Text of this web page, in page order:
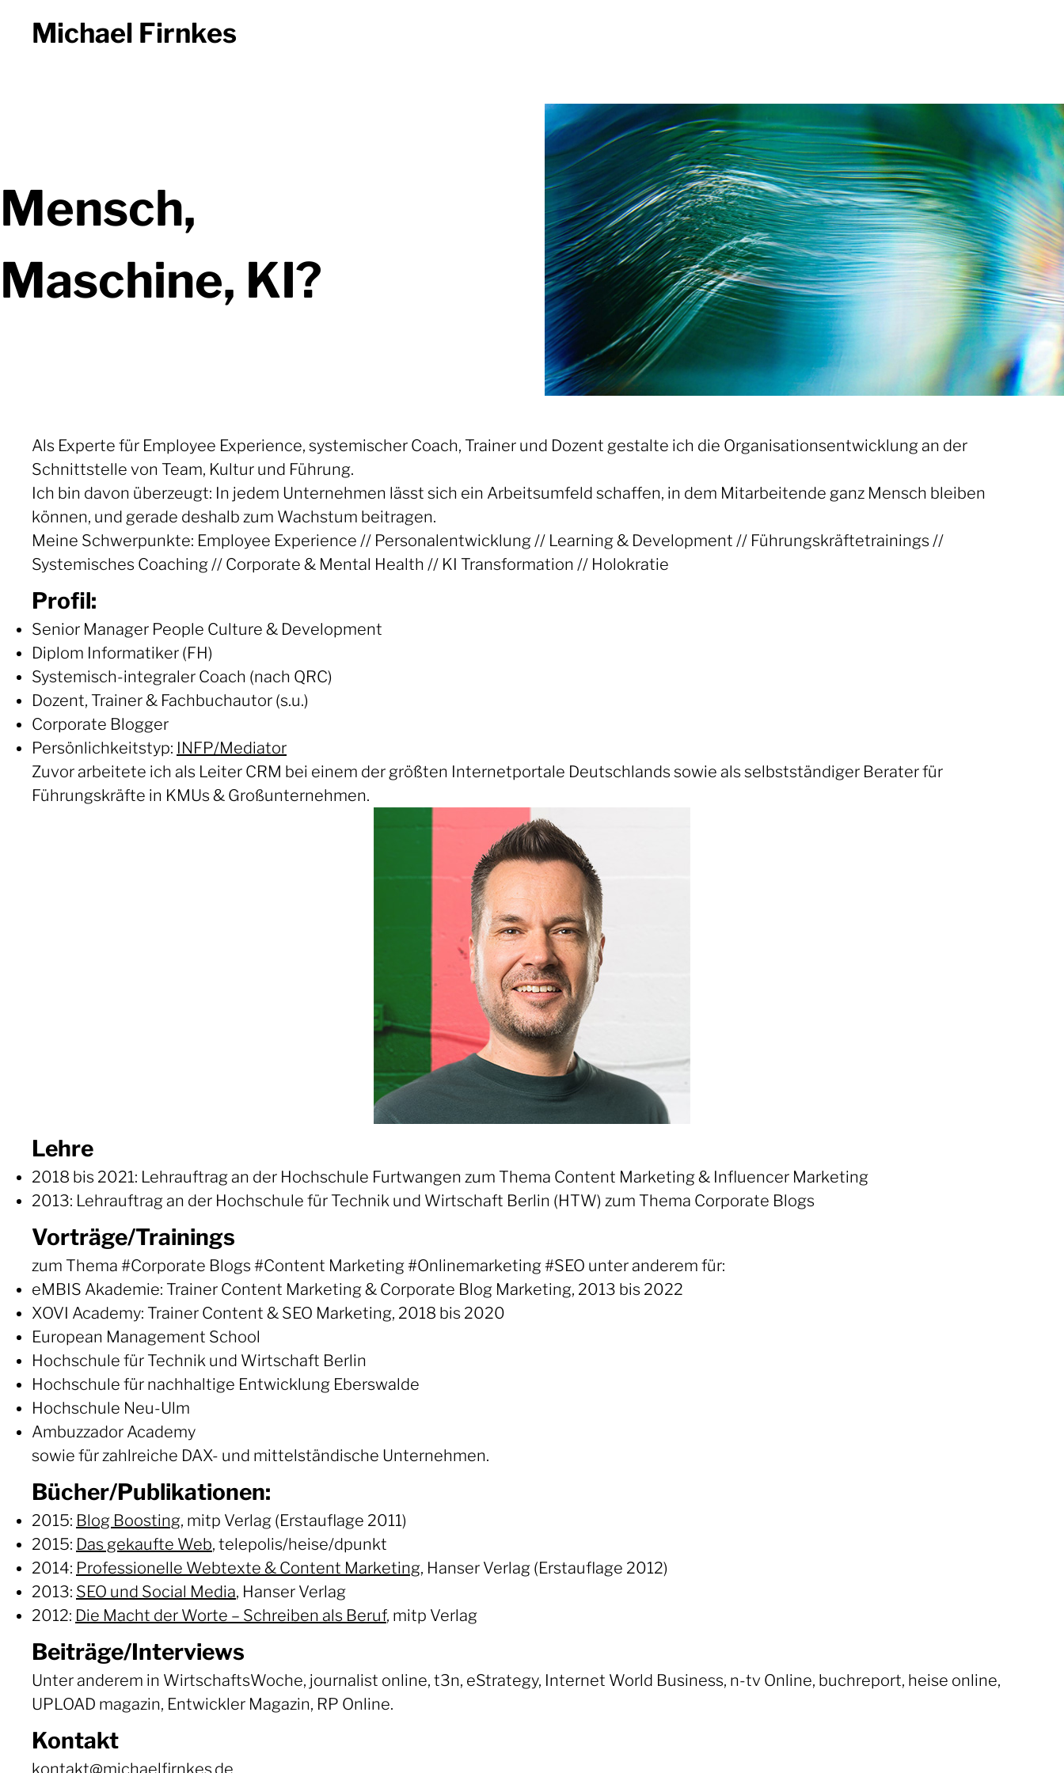
Michael Firnkes
Mensch,
Maschine, KI?
Als Experte für Employee Experience, systemischer Coach, Trainer und Dozent gestalte ich die Organisationsentwicklung an der
Schnittstelle von Team, Kultur und Führung.
Ich bin davon überzeugt: In jedem Unternehmen lässt sich ein Arbeitsumfeld schaffen, in dem Mitarbeitende ganz Mensch bleiben
können, und gerade deshalb zum Wachstum beitragen.
Meine Schwerpunkte: Employee Experience // Personalentwicklung // Learning & Development // Führungskräftetrainings //
Systemisches Coaching // Corporate & Mental Health // KI Transformation // Holokratie
Profil:
Senior Manager People Culture & Development
Diplom Informatiker (FH)
Systemisch-integraler Coach (nach QRC)
Dozent, Trainer & Fachbuchautor (s.u.)
Corporate Blogger
Persönlichkeitstyp: INFP/Mediator
Zuvor arbeitete ich als Leiter CRM bei einem der größten Internetportale Deutschlands sowie als selbstständiger Berater für
Führungskräfte in KMUs & Großunternehmen.
Lehre
2018 bis 2021: Lehrauftrag an der Hochschule Furtwangen zum Thema Content Marketing & Influencer Marketing
2013: Lehrauftrag an der Hochschule für Technik und Wirtschaft Berlin (HTW) zum Thema Corporate Blogs
Vorträge/Trainings
zum Thema #Corporate Blogs #Content Marketing #Onlinemarketing #SEO unter anderem für:
eMBIS Akademie: Trainer Content Marketing & Corporate Blog Marketing, 2013 bis 2022
XOVI Academy: Trainer Content & SEO Marketing, 2018 bis 2020
European Management School
Hochschule für Technik und Wirtschaft Berlin
Hochschule für nachhaltige Entwicklung Eberswalde
Hochschule Neu-Ulm
Ambuzzador Academy
sowie für zahlreiche DAX- und mittelständische Unternehmen.
Bücher/Publikationen:
2015: Blog Boosting, mitp Verlag (Erstauflage 2011)
2015: Das gekaufte Web, telepolis/heise/dpunkt
2014: Professionelle Webtexte & Content Marketing, Hanser Verlag (Erstauflage 2012)
2013: SEO und Social Media, Hanser Verlag
2012: Die Macht der Worte – Schreiben als Beruf, mitp Verlag
Beiträge/Interviews
Unter anderem in WirtschaftsWoche, journalist online, t3n, eStrategy, Internet World Business, n-tv Online, buchreport, heise online,
UPLOAD magazin, Entwickler Magazin, RP Online.
Kontakt
kontakt@michaelfirnkes.de